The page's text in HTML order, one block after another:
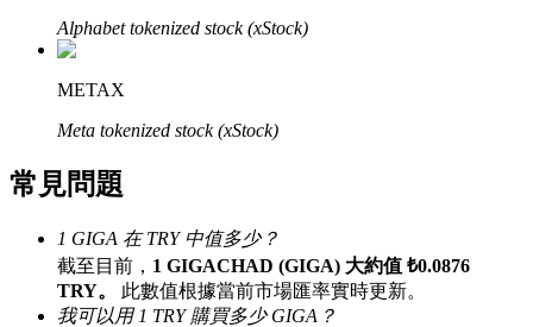
Bitrue渠道合伙人
邀请好友
Alphabet tokenized stock (xStock)
METAX
Meta tokenized stock (xStock)
常見問題
1 GIGA 在 TRY 中值多少？
截至目前， 1 GIGACHAD (GIGA) 大約值 ₺0.0876
TRY。
此數值根據當前市場匯率實時更新。
我可以用 1 TRY 購買多少 GIGA？